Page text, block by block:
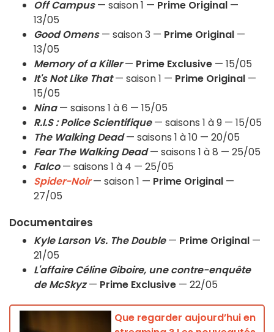
Off Campus— saison 1 — Prime Original —
13/05
Good Omens— saison 3 — Prime Original —
13/05
Memory of a Killer— Prime Exclusive — 15/05
It's Not Like That— saison 1 — Prime Original —
15/05
Nina— saisons 1 à 6 — 15/05
R.I.S : Police Scientifique— saisons 1 à 9 — 15/05
The Walking Dead— saisons 1 à 10 — 20/05
Fear The Walking Dead— saisons 1 à 8 — 25/05
Falco— saisons 1 à 4 — 25/05
Spider-Noir— saison 1 — Prime Original —
27/05
Documentaires
Kyle Larson Vs. The Double— Prime Original —
21/05
L'affaire Céline Giboire, une contre-enquête
de McSkyz— Prime Exclusive — 22/05
Que regarder aujourd’hui en